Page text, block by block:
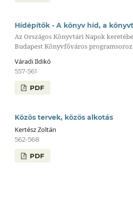
Hídépítők - A könyv híd, a
Az Országos Könyvtári Napok
Budapest Könyvfőváros
Váradi Ildikó
557-561
PDF
Közös tervek, közös alkotás
Kertész Zoltán
562-568
PDF